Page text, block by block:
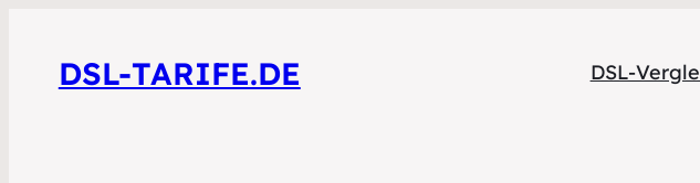
DSL-TARIFE.DE DSL-